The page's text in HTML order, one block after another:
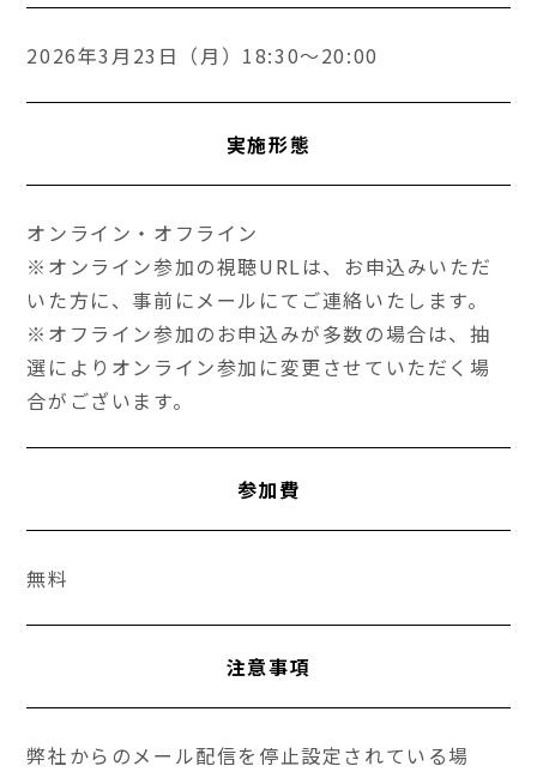
2026年3月23日（月）18:30～20:00
実施形態
オンライン・オフライン
※オンライン参加の視聴URLは、お申込みいただ
いた方に、事前にメールにてご連絡いたします。
※オフライン参加のお申込みが多数の場合は、抽
選によりオンライン参加に変更させていただく場
合がございます。
参加費
無料
注意事項
弊社からのメール配信を停止設定されている場